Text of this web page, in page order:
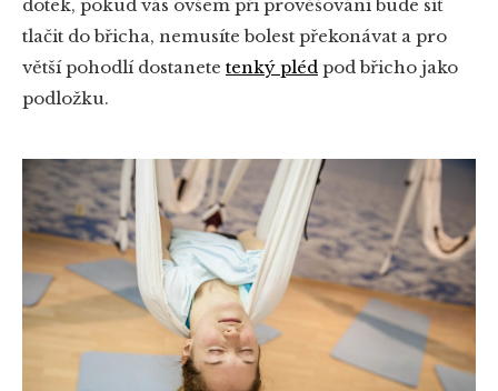
dotek, pokud vás ovšem při prověšování bude síť
tlačit do břicha, nemusíte bolest překonávat a pro
větší pohodlí dostanete tenký pléd pod břicho jako
podložku.